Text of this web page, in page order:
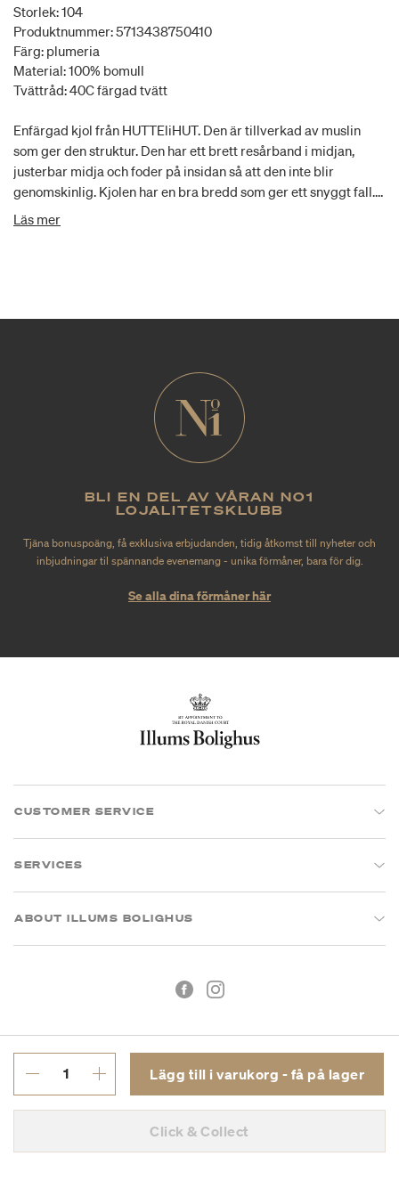
Lägg till i varukorg - få på lager
Click & Collect
Storlek: 104
Produktnummer: 5713438750410
Färg: plumeria
Material: 100% bomull
Tvättråd: 40C färgad tvätt
Enfärgad kjol från HUTTEliHUT. Den är tillverkad av muslin
som ger den struktur. Den har ett brett resårband i midjan,
justerbar midja och foder på insidan så att den inte blir
genomskinlig. Kjolen har en bra bredd som ger ett snyggt fall.
Certifierad enligt OEKO-TEX® STANDARD 100 Cert. Nr 2276-
Läs mer
BLI EN DEL AV VÅRAN NO1
LOJALITETSKLUBB
Tjäna bonuspoäng, få exklusiva erbjudanden, tidig åtkomst till nyheter och
inbjudningar til spännande evenemang - unika förmåner, bara för dig.
Se alla dina förmåner här
CUSTOMER SERVICE
SERVICES
ABOUT ILLUMS BOLIGHUS
Org.nr: 55681353-8701